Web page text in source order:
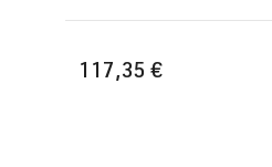
117,35 €